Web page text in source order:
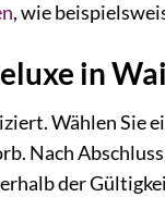
, wie
in
Wählen Sie
Nach
der